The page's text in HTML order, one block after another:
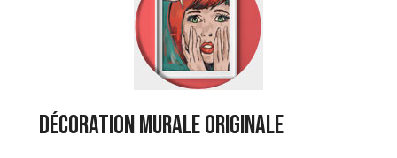
Décoration murale originale